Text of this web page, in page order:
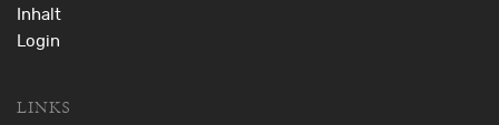
Inhalt
Login
LINKS